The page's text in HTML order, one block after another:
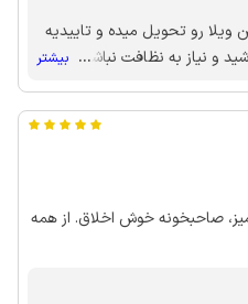
نمیکنم تا زمانیکه میزبان
رو تحویل میده و تاییدیه
و نیاز به نظافت نباشه مجدد
ضدعفونی بعد از هر مهمون رو
درج شده دقیقا و طوری برای
که رفت و امد شما ازونجاست
... بیشتر
صاحبخونه خوش اخلاق. از همه